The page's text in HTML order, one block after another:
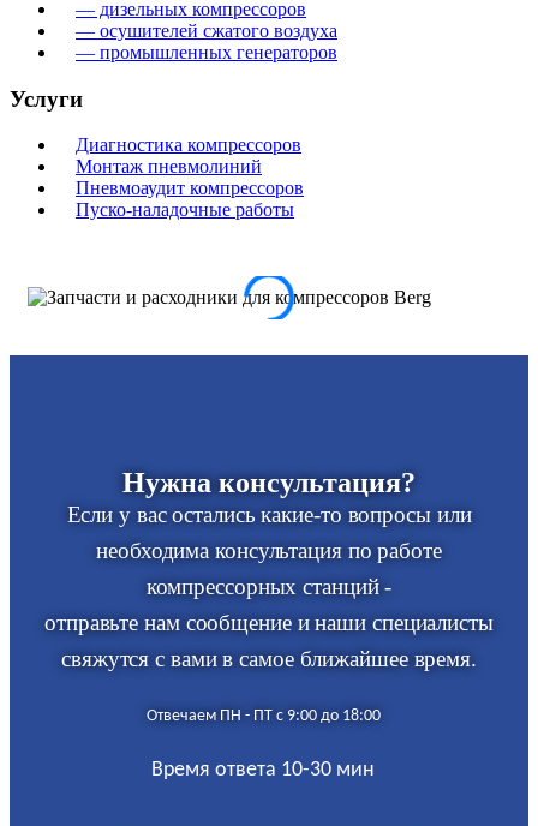
— дизельных компрессоров
— осушителей сжатого воздуха
— промышленных генераторов
Услуги
Диагностика компрессоров
Монтаж пневмолиний
Пневмоаудит компрессоров
Пуско-наладочные работы
Нужна консультация?
Если у вас остались какие-то вопросы или
необходима консультация по работе
компрессорных станций -
отправьте нам сообщение и наши специалисты
свяжутся с вами в самое ближайшее время.
Отвечаем ПН - ПТ с 9:00 до 18:00
Время ответа 10-30 мин